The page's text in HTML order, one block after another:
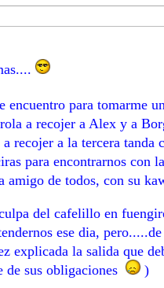
para tomarme
a recojer a Alex y a
a la tercera
para encontrarnos
de todos, con su
del cafelillo en
ese dia,
explicada la salida que
sus obligaciones
)